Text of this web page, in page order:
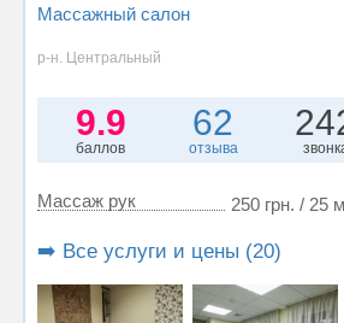
Массажный салон
р-н. Центральный
9.9
баллов
62
отзыва
Массаж рук 250 грн. / 25
➡️ Все услуги и цены (20)